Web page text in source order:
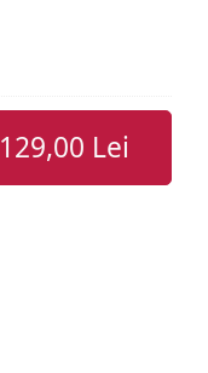
129,00 Lei